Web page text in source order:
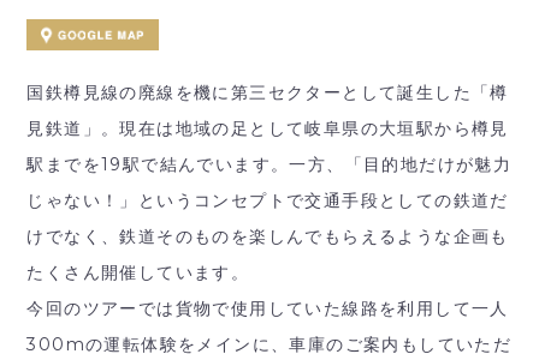
国鉄樽見線の廃線を機に第三セクターとして誕生した「樽
見鉄道」。現在は地域の足として岐阜県の大垣駅から樽見
駅までを19駅で結んでいます。一方、「目的地だけが魅力
じゃない！」というコンセプトで交通手段としての鉄道だ
けでなく、鉄道そのものを楽しんでもらえるような企画も
たくさん開催しています。
今回のツアーでは貨物で使用していた線路を利用して一人
300mの運転体験をメインに、車庫のご案内もしていただ